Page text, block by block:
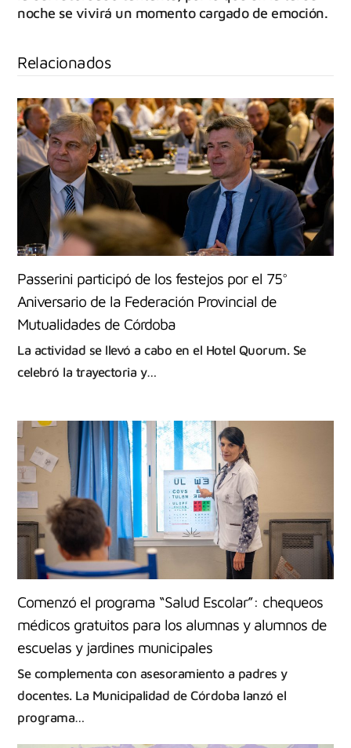
noche se vivirá un momento cargado de emoción.
Relacionados
Passerini participó de los festejos por el 75°
Aniversario de la Federación Provincial de
Mutualidades de Córdoba
La actividad se llevó a cabo en el Hotel Quorum. Se
celebró la trayectoria y…
Comenzó el programa “Salud Escolar”: chequeos
médicos gratuitos para los alumnas y alumnos de
escuelas y jardines municipales
Se complementa con asesoramiento a padres y
docentes. La Municipalidad de Córdoba lanzó el
programa…